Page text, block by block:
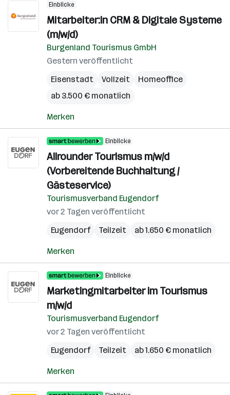
Einblicke
Mitarbeiter:in CRM & Digitale Systeme
(m/w/d)
Burgenland Tourismus GmbH
Gestern veröffentlicht
Eisenstadt
Vollzeit
Homeoffice
ab 3.500 € monatlich
Merken
Einblicke
Allrounder Tourismus m/w/d
(Vorbereitende Buchhaltung /
Gästeservice)
Tourismusverband Eugendorf
vor 2 Tagen veröffentlicht
Eugendorf
Teilzeit ab 1.650 € monatlich
Merken
Einblicke
Marketingmitarbeiter im Tourismus
m/w/d
Tourismusverband Eugendorf
vor 2 Tagen veröffentlicht
Eugendorf
Teilzeit ab 1.650 € monatlich
Merken